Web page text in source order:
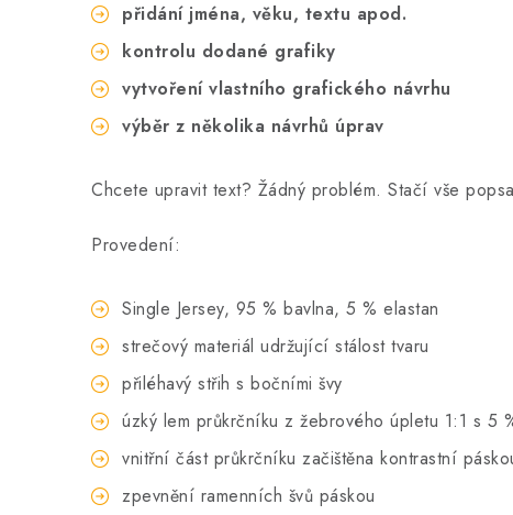
přidání jména, věku, textu apod.
kontrolu dodané grafiky
vytvoření vlastního grafického návrhu
výběr z několika návrhů úprav
Chcete upravit text? Žádný problém. Stačí vše
Provedení:
Single Jersey, 95 % bavlna, 5 % elastan
strečový materiál udržující stálost tvaru
přiléhavý střih s bočními švy
úzký lem průkrčníku z žebrového úpletu 1:1 s 5
vnitřní část průkrčníku začištěna kontrastní
zpevnění ramenních švů páskou